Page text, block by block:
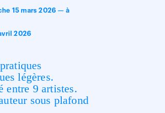
15 mars 2026 — à
2026
légères.
entre 9 artistes.
sous plafond